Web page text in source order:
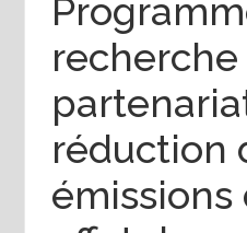
recherche
réduction
émissions